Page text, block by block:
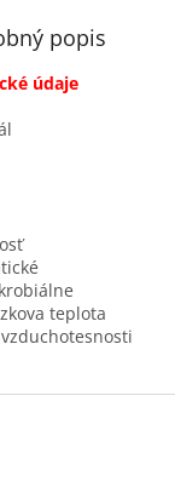
popis
údaje
teplota